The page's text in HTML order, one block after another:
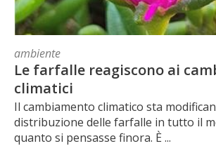
ambiente
Le farfalle reagiscono ai
climatici
Il cambiamento climatico sta
distribuzione delle farfalle in tutto il
quanto si pensasse finora. È ...